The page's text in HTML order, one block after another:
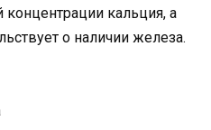
кальция, а
о наличии железа.